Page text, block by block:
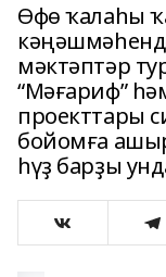
Өфө ҡалаһы
мәктәптәр
“Мәғариф”
проекттары
бойомға
һүҙ барҙы